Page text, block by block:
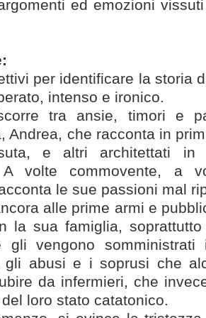
ed emozioni
per identificare la storia
intenso e ironico.
tra ansie, timori e
Andrea, che racconta in
e altri architettati in
A volte commovente, a
le sue passioni mal
alle prime armi e
la sua famiglia,
gli vengono somministrati
gli abusi e i soprusi che
da infermieri, che
loro stato catatonico.